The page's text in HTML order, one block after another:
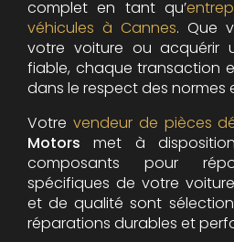
complet en tant qu’
véhicules à Cannes. Que
votre voiture ou acquérir
fiable, chaque transaction
dans le respect des normes
Votre vendeur de pièces
Motors met à
composants pour
spécifiques de votre
et de qualité sont
réparations durables et